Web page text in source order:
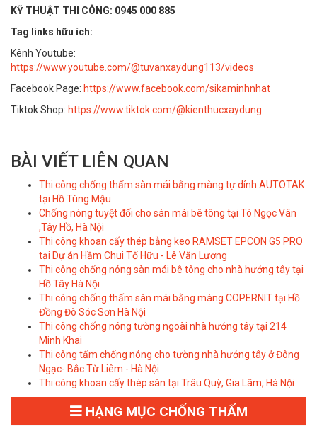
KỸ THUẬT THI CÔNG: 0945 000 885
Tag links hữu ích:
Kênh Youtube:
https://www.youtube.com/@tuvanxaydung113/videos
Facebook Page: https://www.facebook.com/sikaminhnhat
Tiktok Shop: https://www.tiktok.com/@kienthucxaydung
BÀI VIẾT LIÊN QUAN
Thi công chống thấm sàn mái bằng màng tự dính AUTOTAK
tại Hồ Tùng Mậu
Chống nóng tuyệt đối cho sàn mái bê tông tại Tô Ngọc Vân
,Tây Hồ, Hà Nội
Thi công khoan cấy thép bằng keo RAMSET EPCON G5 PRO
tại Dự án Hầm Chui Tố Hữu - Lê Văn Lương
Thi công chống nóng sàn mái bê tông cho nhà hướng tây tại
Hồ Tây Hà Nội
Thi công chống thấm sàn mái bằng màng COPERNIT tại Hồ
Đồng Đò Sóc Sơn Hà Nội
Thi công chống nóng tường ngoài nhà hướng tây tại 214
Minh Khai
Thi công tấm chống nóng cho tường nhà hướng tây ở Đông
Ngạc- Bắc Từ Liêm - Hà Nội
Thi công khoan cấy thép sàn tại Trâu Quỳ, Gia Lâm, Hà Nội
HẠNG MỤC CHỐNG THẤM